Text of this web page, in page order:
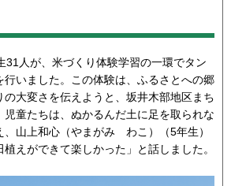
31人が、米づくり体験学習の一環でタン
行いました。この体験は、ふるさとへの郷
の大変さを伝えようと、坂井木部地区まち
童たちは、ぬかるんだ土に足を取られな
、山上和心（やまがみ わこ）（5年生）
えができて楽しかった」と話しました。